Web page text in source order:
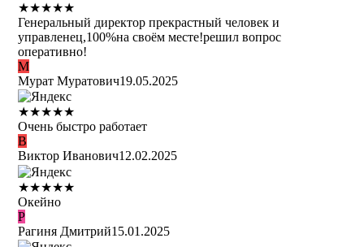
★★★★★
Генеральный директор прекрастный человек и
управленец,100%на своём месте!решил вопрос
оперативно!
М
Мурат Муратович19.05.2025
★★★★★
Очень быстро работает
В
Виктор Иванович12.02.2025
★★★★★
Окейно
Р
Рагиня Дмитрий15.01.2025